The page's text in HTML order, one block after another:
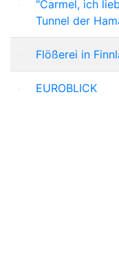
"Carmel, ich
Tunnel der
Flößerei in
EUROBLICK